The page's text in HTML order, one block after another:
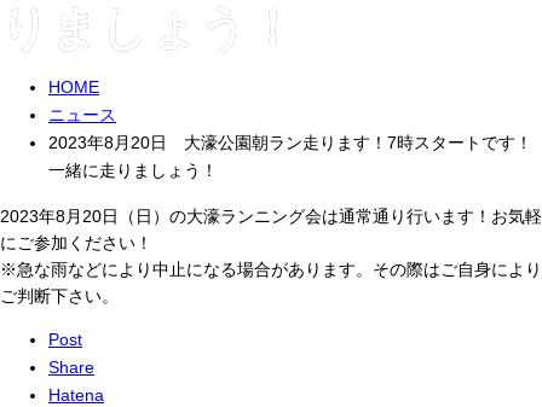
りましょう！
HOME
ニュース
2023年8月20日 大濠公園朝ラン走ります！7時スタートです！
一緒に走りましょう！
2023年8月20日（日）の大濠ランニング会は通常通り行います！お気軽
にご参加ください！
※急な雨などにより中止になる場合があります。その際はご自身により
ご判断下さい。
Post
Share
Hatena